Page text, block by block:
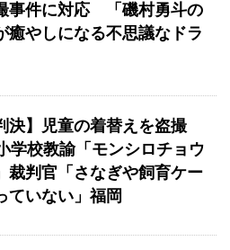
事件に対応 「磯村勇斗の
癒やしになる不思議なドラ
決】児童の着替えを盗撮
学校教諭「モンシロチョウ
裁判官「さなぎや飼育ケー
ていない」福岡